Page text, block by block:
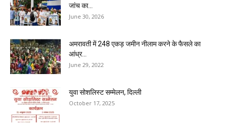
जांच का...
June 30, 2026
अमरावती में 248 एकड़ जमीन नीलाम करने के फैसले का
आंध्र...
June 29, 2022
युवा सोशलिस्ट सम्मेलन, दिल्ली
October 17, 2025